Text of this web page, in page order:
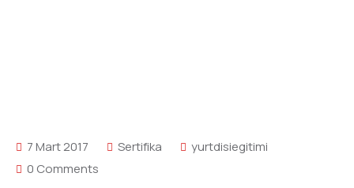
7 Mart 2017 Sertifika
yurtdisiegitimi
0 Comments